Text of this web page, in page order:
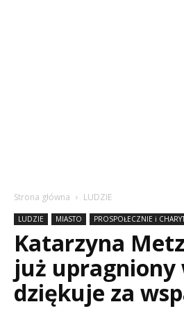
Strona główna LUDZIE
LUDZIE MIASTO PROSPOŁECZNIE i
Katarzyna
już upragniony
dziękuje za